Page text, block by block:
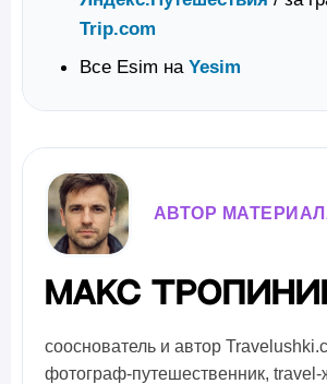
Trip.com
Все Esim наYesim
АВТОР
Макс
сооснователь и автор
фотограф-путешественник, travel-